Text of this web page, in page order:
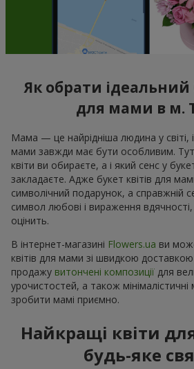
Як обрати ідеальний
для мами в м.
Мама — це найрідніша людина у світі,
мами завжди має бути особливим.
квіти ви обираєте, а і який сенс у
закладаєте. Адже букет квітів для
символічний подарунок, а справжній
символ любові і вираження
оцінить.
В інтернет-магазині Flowers.ua ви
квітів для мами зі швидкою
продажу витончені композиції для
урочистостей, а також
зробити мамі приємно.
Найкращі квіти
будь-яке